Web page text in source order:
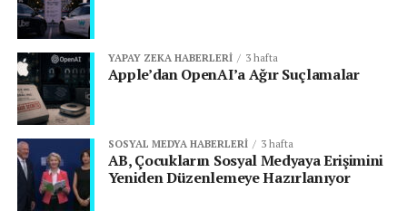
YAPAY ZEKA HABERLERI 3 hafta
Apple’dan OpenAI’a Ağır Suçlamalar
SOSYAL MEDYA HABERLERI 3 hafta
AB, Çocukların Sosyal Medyaya Erişimini
Yeniden Düzenlemeye Hazırlanıyor